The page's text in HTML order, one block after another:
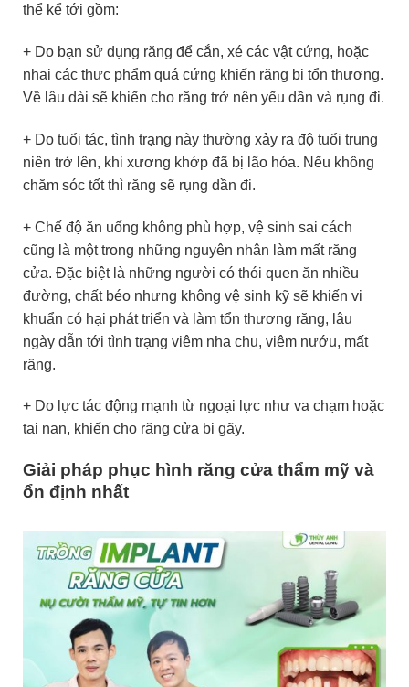
thể kể tới gồm:
+ Do bạn sử dụng răng để cắn, xé các vật cứng, hoặc
nhai các thực phẩm quá cứng khiến răng bị tổn thương.
Về lâu dài sẽ khiến cho răng trở nên yếu dần và rụng đi.
+ Do tuổi tác, tình trạng này thường xảy ra độ tuổi trung
niên trở lên, khi xương khớp đã bị lão hóa. Nếu không
chăm sóc tốt thì răng sẽ rụng dần đi.
+ Chế độ ăn uống không phù hợp, vệ sinh sai cách
cũng là một trong những nguyên nhân làm mất răng
cửa. Đặc biệt là những người có thói quen ăn nhiều
đường, chất béo nhưng không vệ sinh kỹ sẽ khiến vi
khuẩn có hại phát triển và làm tổn thương răng, lâu
ngày dẫn tới tình trạng viêm nha chu, viêm nướu, mất
răng.
+ Do lực tác động mạnh từ ngoại lực như va chạm hoặc
tai nạn, khiến cho răng cửa bị gãy.
Giải pháp phục hình răng cửa thẩm mỹ và
ổn định nhất